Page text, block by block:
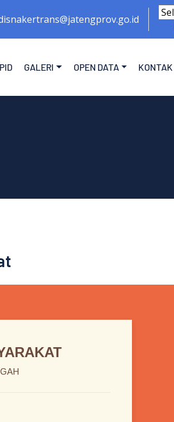
GALERI OPEN DATA KONTAK